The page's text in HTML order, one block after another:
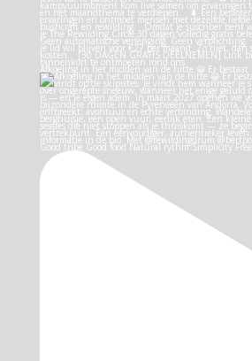
Afkoeling in het midden van de hitte 😀 Er bestaat
Good tribe Good food Natural rythm Simplicity Free